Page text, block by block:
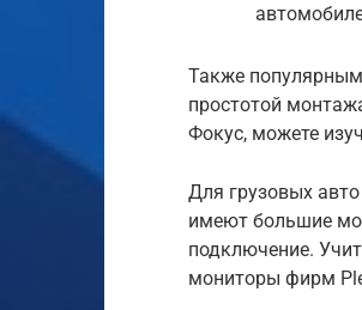
Также
простотой
Фокус, можете
Для грузовых
имеют большие
подключение.
мониторы фирм